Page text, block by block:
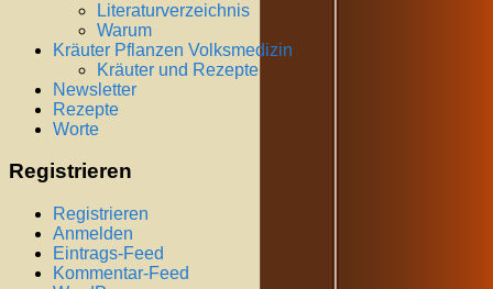
Literaturverzeichnis
Warum
Kräuter Pflanzen Volksmedizin
Kräuter und Rezepte
Newsletter
Rezepte
Worte
Registrieren
Registrieren
Anmelden
Eintrags-Feed
Kommentar-Feed